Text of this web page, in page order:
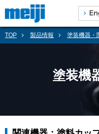
TOP 製品情報 塗装機器・
塗装機